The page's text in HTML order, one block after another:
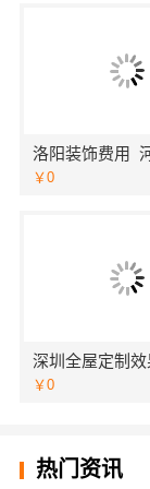
￥0
￥0
热门资讯